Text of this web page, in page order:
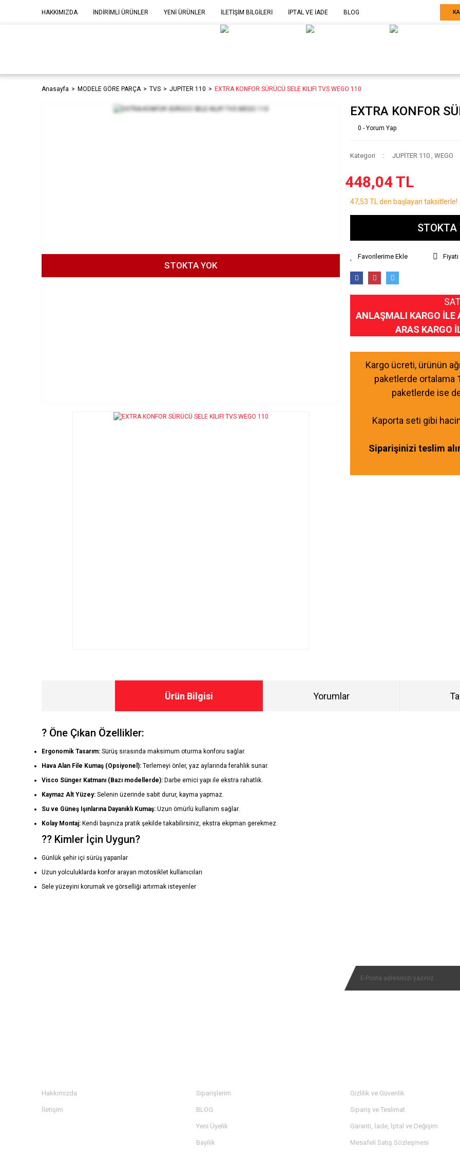
HAKKIMIZDA İNDİRİMLİ ÜRÜNLER YENİ ÜRÜNLER İLETİŞİM BİLGİLERİ İPTAL VE İADE BLOG
Anasayfa MODELE GÖRE PARÇA TVS JUPİTER 110 EXTRA KONFOR SÜRÜCÜ SELE KILIFI TVS WEGO 110
STOKTA YOK
EXTRA KONFOR
0 - Yorum Yap
Kategori JUPİTER 110 , WEGO
448,04 TL
47,53 TL den başlayan taksitlerle!
STOKTA
ANLAŞMALI KARGO İLE
ARAS KARGO
Kargo ücreti, ürünün
paketlerde ortalama
paketlerde ise
Kaporta seti gibi
Siparişinizi teslim
Ürün Bilgisi Yorumlar
? Öne Çıkan Özellikler:
Ergonomik Tasarım: Sürüş sırasında maksimum oturma konforu sağlar.
Hava Alan File Kumaş (Opsiyonel): Terlemeyi önler, yaz aylarında ferahlık sunar.
Visco Sünger Katmanı (Bazı modellerde): Darbe emici yapı ile ekstra rahatlık.
Kaymaz Alt Yüzey: Selenin üzerinde sabit durur, kayma yapmaz.
Su ve Güneş Işınlarına Dayanıklı Kumaş: Uzun ömürlü kullanım sağlar.
Kolay Montaj: Kendi başınıza pratik şekilde takabilirsiniz, ekstra ekipman gerekmez.
?? Kimler İçin Uygun?
Günlük şehir içi sürüş yapanlar
Uzun yolculuklarda konfor arayan motosiklet kullanıcıları
Sele yüzeyini korumak ve görselliği artırmak isteyenler
Yorum Yaz
Hakkımızda
İletişim
Siparişlerim
BLOG
Yeni Üyelik
Bayilik
Gizlilik ve Güvenlik
Sipariş ve Teslimat
Garanti, İade, İptal ve Değişim
Mesafeli Satış Sözleşmesi